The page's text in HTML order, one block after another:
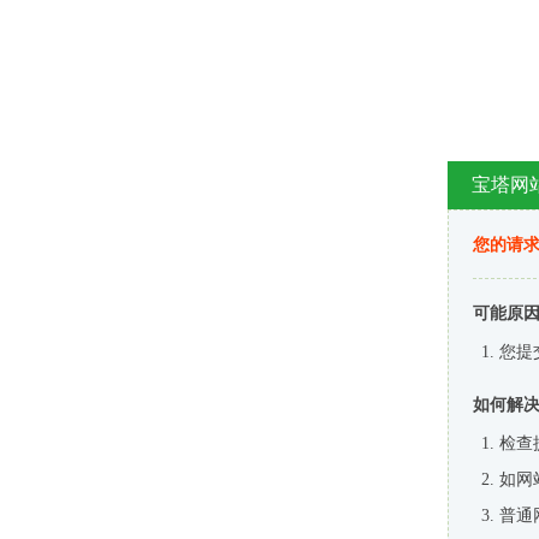
宝塔网
您的请
可能原
您提
如何解
检查
如网
普通